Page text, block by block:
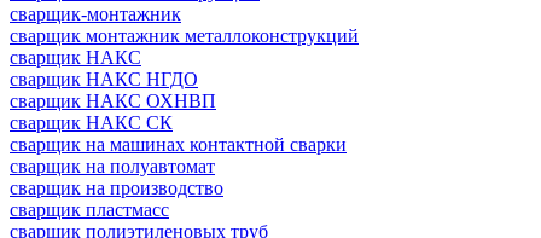
сварщик-монтажник
сварщик монтажник металлоконструкций
сварщик НАКС
сварщик НАКС НГДО
сварщик НАКС ОХНВП
сварщик НАКС СК
сварщик на машинах контактной сварки
сварщик на полуавтомат
сварщик на производство
сварщик пластмасс
сварщик полиэтиленовых труб